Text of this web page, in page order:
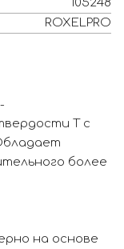
105248
ROXELPRO
Т с
более
на основе